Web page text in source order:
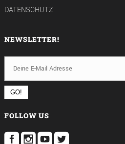
DATENSCHUTZ
NEWSLETTER!
FOLLOW US